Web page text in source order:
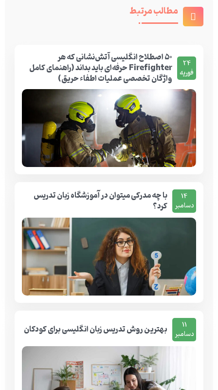
مطالب مرتبط
24
فوریه
۵۰ اصطلاح انگلیسی آتش‌نشانی که هر
Firefighter حرفه‌ای باید بداند (راهنمای کامل
واژگان تخصصی عملیات اطفاء حریق)
14
دسامبر
با چه مدرکی میتوان در آموزشگاه زبان تدریس
کرد؟
11
دسامبر بهترین روش تدریس زبان انگلیسی برای کودکان